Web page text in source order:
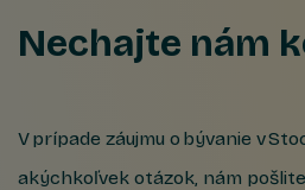
Nechajte nám
V prípade záujmu o bývanie v
akýchkoľvek otázok, nám